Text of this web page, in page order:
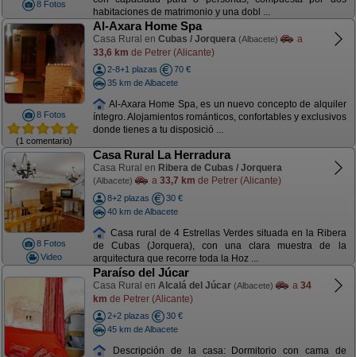
8 Fotos
habitaciones de matrimonio y una dobl ...
8 Fotos
(1 comentario)
Al-Axara Home Spa
Casa Rural en Cubas / Jorquera (Albacete)
a
33,6 km de Petrer (Alicante)
2-8+1 plazas
70 €
35 km de Albacete
Al-Axara Home Spa, es un nuevo concepto de alquiler
íntegro. Alojamientos románticos, confortables y exclusivos
donde tienes a tu disposició ...
8 Fotos
Video
Casa Rural La Herradura
Casa Rural en Ribera de Cubas / Jorquera
(Albacete) a 33,7 km de Petrer (Alicante)
8+2 plazas
30 €
40 km de Albacete
Casa rural de 4 Estrellas Verdes situada en la Ribera
de Cubas (Jorquera), con una clara muestra de la
arquitectura que recorre toda la Hoz ...
Paraíso del Júcar
Casa Rural en Alcalá del Júcar (Albacete) a 34
km de Petrer (Alicante)
2+2 plazas
30 €
45 km de Albacete
Descripción de la casa: Dormitorio con cama de